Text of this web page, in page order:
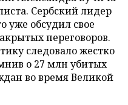
Сербский лидер
уже обсудил свое
переговоров.
следовало жестко
о 27 млн убитых
во время Великой